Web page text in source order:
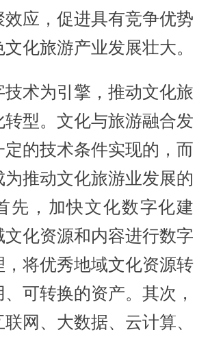
效应，促进具有竞争优势
化旅游产业发展壮大。
为引擎，推动文化旅
转型。文化与旅游融合发
定的技术条件实现的，而
推动文化旅游业发展的
先，加快文化数字化建
文化资源和内容进行数字
，将优秀地域文化资源转
可转换的资产。其次，
网、大数据、云计算、